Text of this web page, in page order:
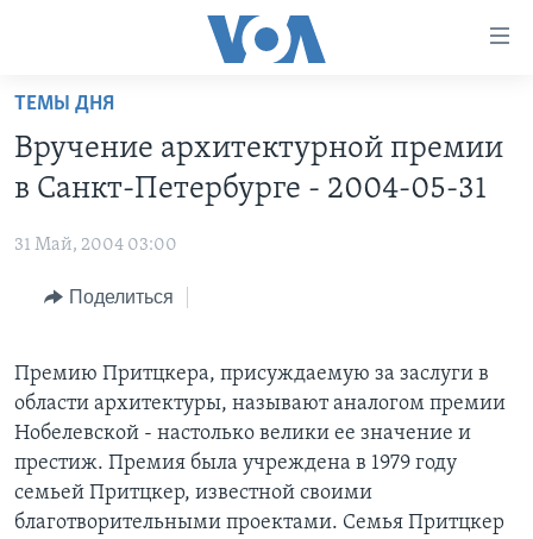
Перейти
основной
контент
навигации
поиск
ПРОГРАММЫ
НОВОСТИ ЗА МИНУТУ
ИТОГИ
ДИСКУССИЯ VOA
ДЕТАЛИ
НЬЮ-ЙОРК NEW YORK
АМЕРИКА. БОЛЬШОЕ ПУТЕШЕСТВИЕ
УЧИМ АНГЛИЙСКИЙ
НАША АМЕРИКАНСКАЯ ИСТОРИЯ
АРТЕФАКТЫ
АМЕРИКАНСКИЕ ГОРОДКИ
ТЕСТЫ
ЭКСПЕРТИЗА
ИНТЕРВЬЮ
ЗА СВОБОДУ ПРЕССЫ
УЧИМ АНГЛИЙСКИЙ
ВИДЕО
ПОДПИСКА НА НОВОСТИ
ТЕМЫ ДНЯ
Вручение архитектурной премии
в Санкт-Петербурге - 2004-05-31
31 Май, 2004 03:00
Поделиться
Премию Притцкера, присуждаемую за заслуги в
области архитектуры, называют аналогом премии
Нобелевской - настолько велики ее значение и
престиж. Премия была учреждена в 1979 году
семьей Притцкер, известной своими
благотворительными проектами. Семья Притцкер